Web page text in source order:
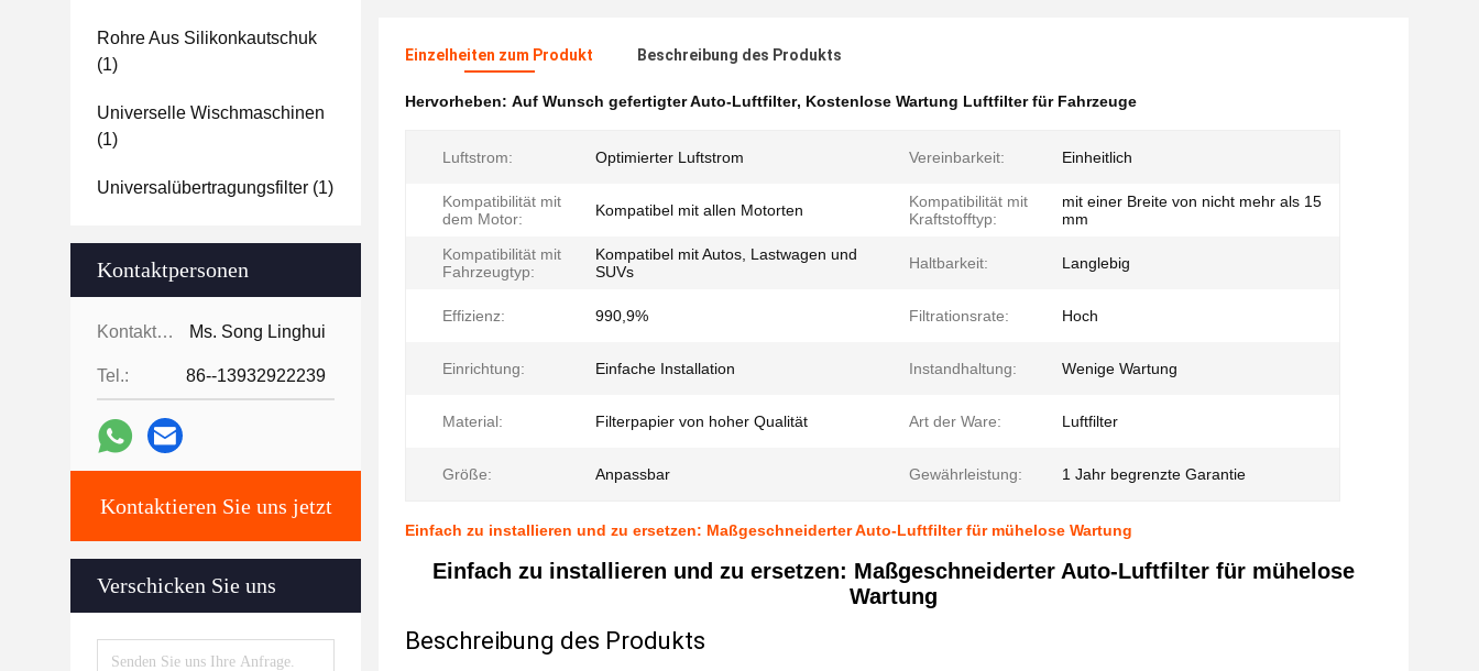
Rohre Aus Silikonkautschuk
(1)
Universelle Wischmaschinen
(1)
Universalübertragungsfilter (1)
Kontaktpersonen
Kontaktpersonen: Ms. Song Linghui
Tel.: 86--13932922239
Kontaktieren Sie uns jetzt
Verschicken Sie uns
Einzelheiten zum Produkt Beschreibung des Produkts
Hervorheben: Auf Wunsch gefertigter Auto-Luftfilter, Kostenlose Wartung Luftfilter für Fahrzeuge
Luftstrom: Optimierter Luftstrom Vereinbarkeit: Einheitlich
Kompatibilität mit
dem Motor:
Kompatibel mit allen Motorten
Kompatibilität mit
Kraftstofftyp:
mit einer Breite von nicht mehr als 15
mm
Kompatibilität mit
Fahrzeugtyp:
Kompatibel mit Autos, Lastwagen und
SUVs
Haltbarkeit: Langlebig
Effizienz: 990,9% Filtrationsrate: Hoch
Einrichtung: Einfache Installation Instandhaltung: Wenige Wartung
Material: Filterpapier von hoher Qualität Art der Ware: Luftfilter
Größe: Anpassbar Gewährleistung: 1 Jahr begrenzte Garantie
Einfach zu installieren und zu ersetzen: Maßgeschneiderter Auto-Luftfilter für mühelose Wartung
Einfach zu installieren und zu ersetzen: Maßgeschneiderter Auto-Luftfilter für mühelose
Wartung
Beschreibung des Produkts